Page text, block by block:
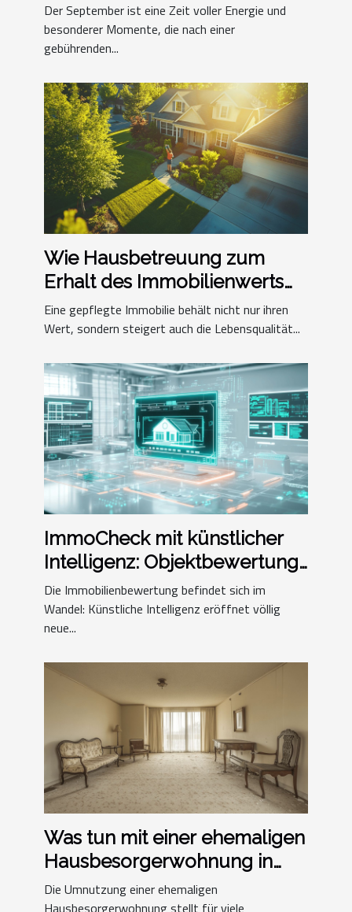
Der September ist eine Zeit voller Energie und
besonderer Momente, die nach einer
gebührenden...
Wie Hausbetreuung zum
Erhalt des Immobilienwerts
beiträgt
Eine gepflegte Immobilie behält nicht nur ihren
Wert, sondern steigert auch die Lebensqualität...
ImmoCheck mit künstlicher
Intelligenz: Objektbewertung
für die Zukunft
Die Immobilienbewertung befindet sich im
Wandel: Künstliche Intelligenz eröffnet völlig
neue...
Was tun mit einer ehemaligen
Hausbesorgerwohnung in
einer
Die Umnutzung einer ehemaligen
Hausbesorgerwohnung stellt für viele